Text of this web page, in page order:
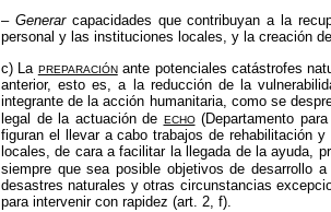
– Generarcapacidades que contribuyan a la
personal y las instituciones locales, y la creación
c) La preparaciónante potenciales catástrofes
anterior, esto es, a la reducción de la
integrante de la acción humanitaria, como se
legal de la actuación de echo(Departamento
figuran el llevar a cabo trabajos de rehabilitación
locales, de cara a facilitar la llegada de la ayuda,
siempre que sea posible objetivos de desarrollo
desastres naturales y otras circunstancias
para intervenir con rapidez (art. 2, f).